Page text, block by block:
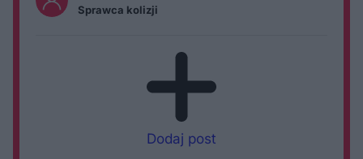
Sprawca kolizji
Dodaj post